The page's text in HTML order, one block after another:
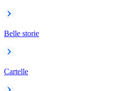
Belle storie
Cartelle